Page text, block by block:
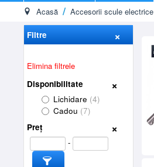
Acasă Accesorii scule electrice
Filtre
Elimina filtrele
Disponibilitate
Lichidare (4)
Cadou (7)
Preț
-